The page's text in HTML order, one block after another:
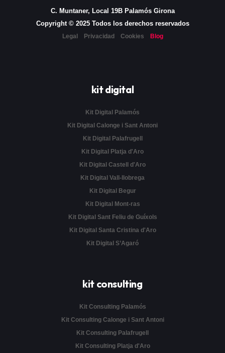
C. Muntaner, Local 19B Palamós Girona
Copyright © 2025 Todos los derechos reservados
Legal Privacidad Cookies Blog
kit digital
Kit Digital Palamós
Kit Digital Calonge i Sant Antoni
Kit Digital Palafrugell
Kit Digital Platja d'Aro
Kit Digital Castell d'Aro
Kit Digital Vall-llobrega
Kit Digital Begur
Kit Digital Mont-ras
Kit Digital Sant Feliu de Guíxols
Kit Digital Santa Cristina d'Aro
Kit Digital S’Agaró
kit consulting
Kit Consulting Palamós
Kit Consulting Calonge i Sant Antoni
Kit Consulting Palafrugell
Kit Consulting Platja d'Aro